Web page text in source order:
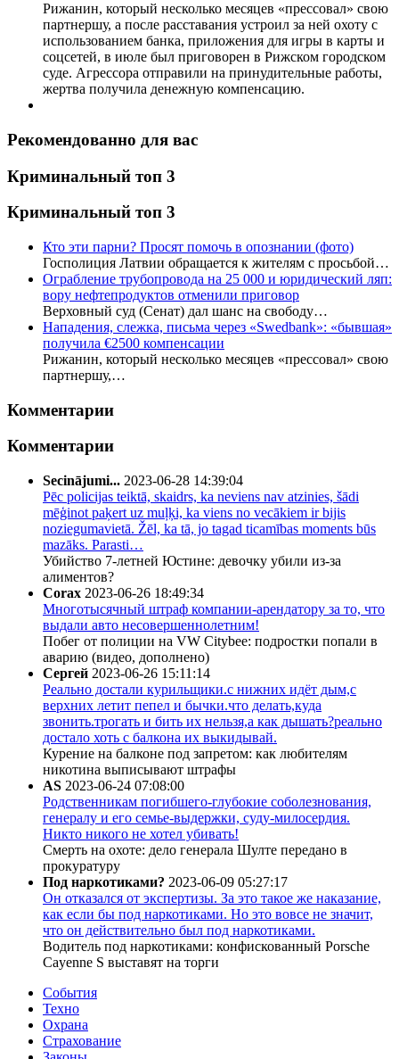
Рижанин, который несколько месяцев «прессовал» свою
партнершу, а после расставания устроил за ней охоту с
использованием банка, приложения для игры в карты и
соцсетей, в июле был приговорен в Рижском городском
суде. Агрессора отправили на принудительные работы,
жертва получила денежную компенсацию.
Рекомендованно для вас
Криминальный топ 3
Криминальный топ 3
Кто эти парни? Просят помочь в опознании (фото)
Госполиция Латвии обращается к жителям с просьбой…
Ограбление трубопровода на 25 000 и юридический ляп:
вору нефтепродуктов отменили приговор
Верховный суд (Сенат) дал шанс на свободу…
Нападения, слежка, письма через «Swedbank»: «бывшая»
получила €2500 компенсации
Рижанин, который несколько месяцев «прессовал» свою
партнершу,…
Комментарии
Комментарии
Secinājumi... 2023-06-28 14:39:04
Pēc policijas teiktā, skaidrs, ka neviens nav atzinies, šādi
mēģinot paķert uz muļķi, ka viens no vecākiem ir bijis
noziegumavietā. Žēl, ka tā, jo tagad ticamības moments būs
mazāks. Parasti…
Убийство 7-летней Юстине: девочку убили из-за
алиментов?
Corax 2023-06-26 18:49:34
Многотысячный штраф компании-арендатору за то, что
выдали авто несовершеннолетним!
Побег от полиции на VW Citybee: подростки попали в
аварию (видео, дополнено)
Сергей 2023-06-26 15:11:14
Реально достали курильщики.с нижних идёт дым,с
верхних летит пепел и бычки.что делать,куда
звонить.трогать и бить их нельзя,а как дышать?реально
достало хоть с балкона их выкидывай.
Курение на балконе под запретом: как любителям
никотина выписывают штрафы
AS 2023-06-24 07:08:00
Родственникам погибшего-глубокие соболезнования,
генералу и его семье-выдержки, суду-милосердия.
Никто никого не хотел убивать!
Смерть на охоте: дело генерала Шулте передано в
прокуратуру
Под наркотиками? 2023-06-09 05:27:17
Он отказался от экспертизы. За это такое же наказание,
как если бы под наркотиками. Но это вовсе не значит,
что он действительно был под наркотиками.
Водитель под наркотиками: конфискованный Porsche
Cayenne S выставят на торги
События
Техно
Охрана
Страхование